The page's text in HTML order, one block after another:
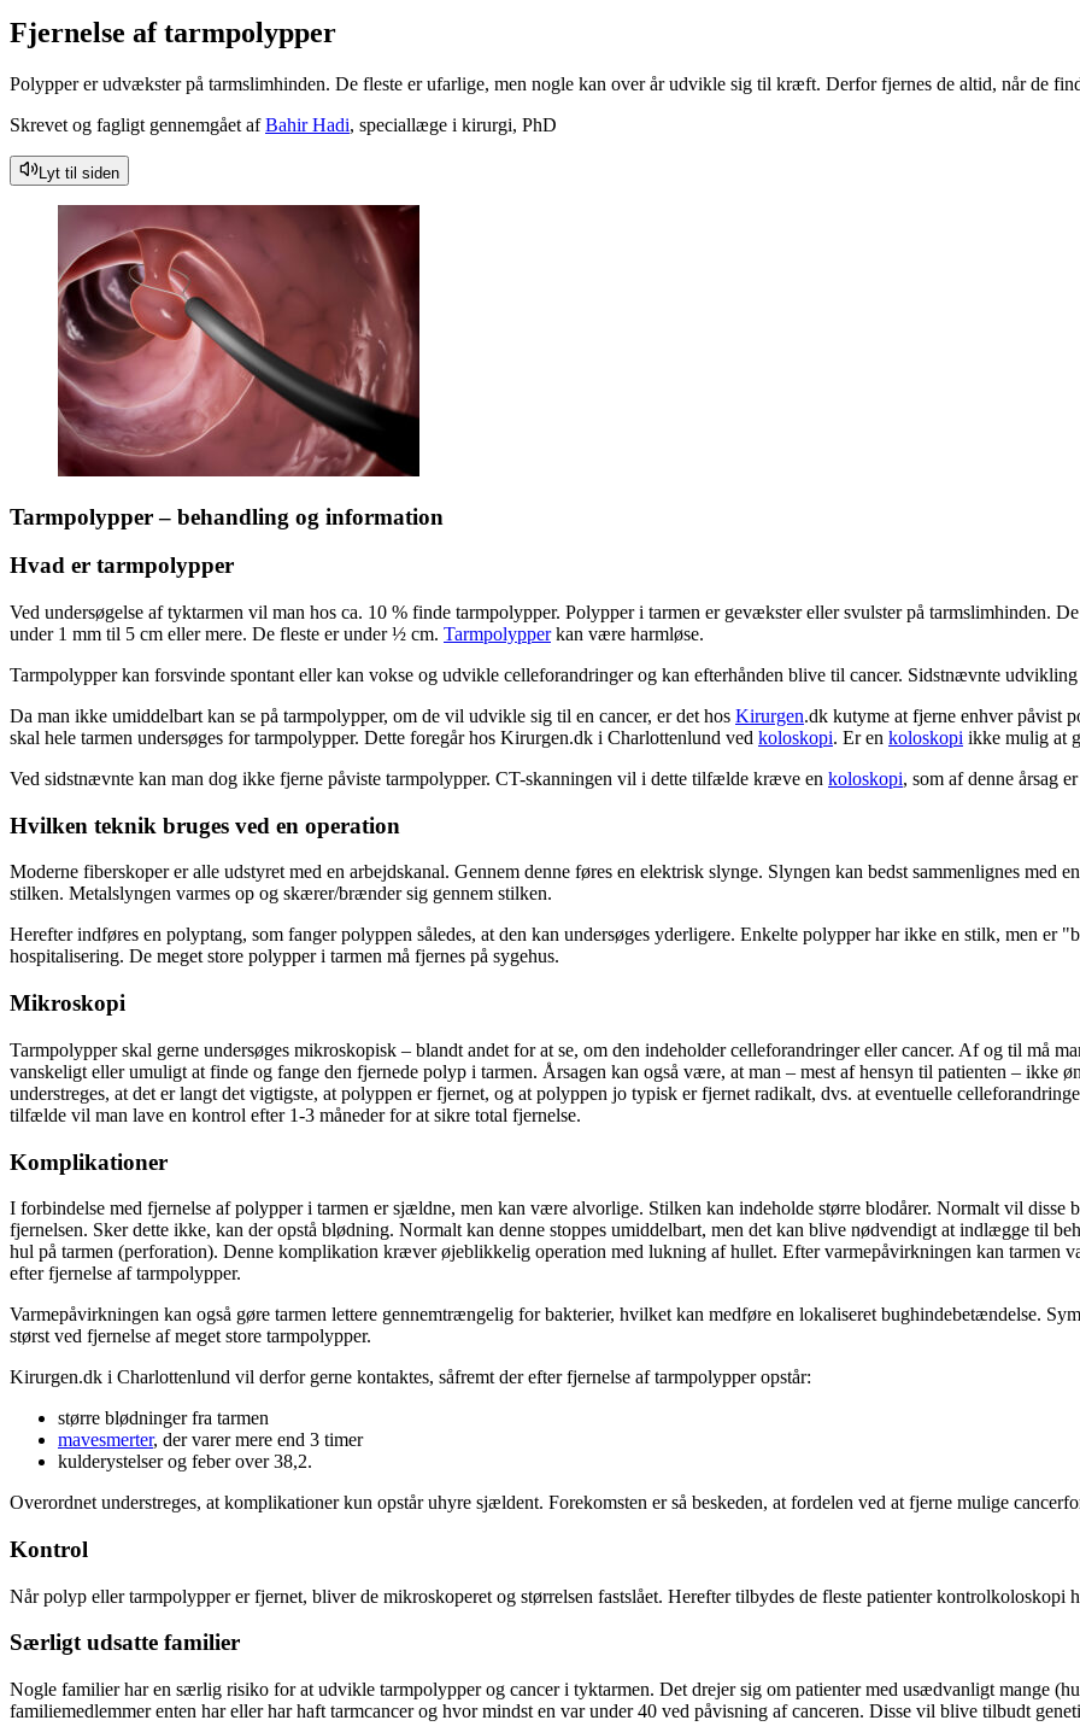
Fjernelse af tarmpolypper
Polypper er udvækster på tarmslimhinden. De fleste er ufarlige, men nogle kan over år udvikle sig til kræft. Derfor fjernes de altid, når de
Skrevet og fagligt gennemgået afBahir Hadi, speciallæge i kirurgi, PhD
Lyt til siden
Tarmpolypper – behandling og information
Hvad er tarmpolypper
Ved undersøgelse af tyktarmen vil man hos ca. 10 % finde tarmpolypper. Polypper i tarmen er gevækster eller svulster på tarmslimhinden.
under 1 mm til 5 cm eller mere. De fleste er under ½ cm. Tarmpolypperkan være harmløse.
Tarmpolypper kan forsvinde spontant eller kan vokse og udvikle celleforandringer og kan efterhånden blive til cancer. Sidstnævnte
Da man ikke umiddelbart kan se på tarmpolypper, om de vil udvikle sig til en cancer, er det hos Kirurgen.dk kutyme at fjerne enhver påvist
skal hele tarmen undersøges for tarmpolypper. Dette foregår hos Kirurgen.dk i Charlottenlund ved koloskopi. Er en koloskopi ikke mulig at
Ved sidstnævnte kan man dog ikke fjerne påviste tarmpolypper. CT-skanningen vil i dette tilfælde kræve en koloskopi, som af denne årsag
Hvilken teknik bruges ved en operation
Moderne fiberskoper er alle udstyret med en arbejdskanal. Gennem denne føres en elektrisk slynge. Slyngen kan bedst sammenlignes med
stilken. Metalslyngen varmes op og skærer/brænder sig gennem stilken.
Herefter indføres en polyptang, som fanger polyppen således, at den kan undersøges yderligere. Enkelte polypper har ikke en stilk, men er
hospitalisering. De meget store polypper i tarmen må fjernes på sygehus.
Mikroskopi
Tarmpolypper skal gerne undersøges mikroskopisk – blandt andet for at se, om den indeholder celleforandringer eller cancer. Af og til må
vanskeligt eller umuligt at finde og fange den fjernede polyp i tarmen. Årsagen kan også være, at man – mest af hensyn til patienten – ikke
understreges, at det er langt det vigtigste, at polyppen er fjernet, og at polyppen jo typisk er fjernet radikalt, dvs. at eventuelle
tilfælde vil man lave en kontrol efter 1-3 måneder for at sikre total fjernelse.
Komplikationer
I forbindelse med fjernelse af polypper i tarmen er sjældne, men kan være alvorlige. Stilken kan indeholde større blodårer. Normalt vil disse
fjernelsen. Sker dette ikke, kan der opstå blødning. Normalt kan denne stoppes umiddelbart, men det kan blive nødvendigt at indlægge til
hul på tarmen (perforation). Denne komplikation kræver øjeblikkelig operation med lukning af hullet. Efter varmepåvirkningen kan tarmen
efter fjernelse af tarmpolypper.
Varmepåvirkningen kan også gøre tarmen lettere gennemtrængelig for bakterier, hvilket kan medføre en lokaliseret bughindebetændelse.
størst ved fjernelse af meget store tarmpolypper.
Kirurgen.dk i Charlottenlund vil derfor gerne kontaktes, såfremt der efter fjernelse af tarmpolypper opstår:
større blødninger fra tarmen
mavesmerter, der varer mere end 3 timer
kulderystelser og feber over 38,2.
Overordnet understreges, at komplikationer kun opstår uhyre sjældent. Forekomsten er så beskeden, at fordelen ved at fjerne mulige
Kontrol
Når polyp eller tarmpolypper er fjernet, bliver de mikroskoperet og størrelsen fastslået. Herefter tilbydes de fleste patienter kontrolkoloskopi
Særligt udsatte familier
Nogle familier har en særlig risiko for at udvikle tarmpolypper og cancer i tyktarmen. Det drejer sig om patienter med usædvanligt mange
familiemedlemmer enten har eller har haft tarmcancer og hvor mindst en var under 40 ved påvisning af canceren. Disse vil blive tilbudt